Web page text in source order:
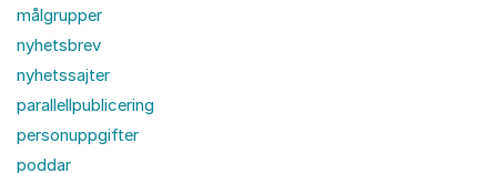
målgrupper
nyhetsbrev
nyhetssajter
parallellpublicering
personuppgifter
poddar